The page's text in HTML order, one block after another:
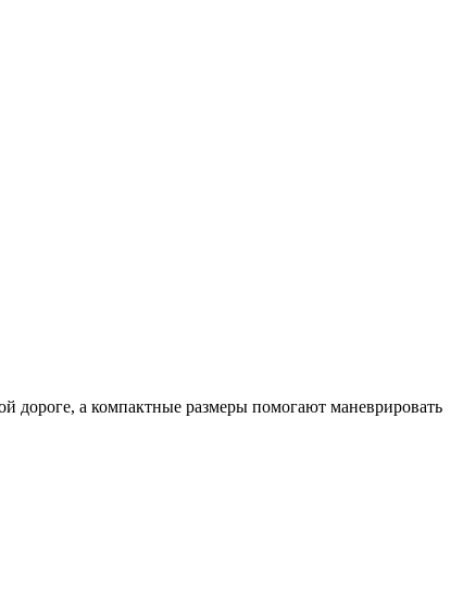
а компактные размеры помогают маневрировать